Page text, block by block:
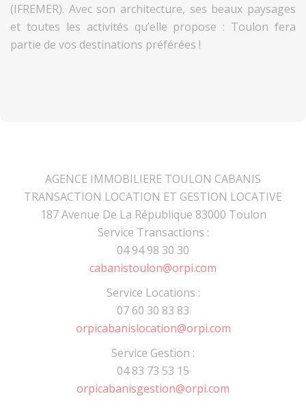
(IFREMER). Avec son architecture, ses beaux paysages
et toutes les activités qu’elle propose : Toulon fera
partie de vos destinations préférées !
AGENCE IMMOBILIERE TOULON CABANIS
TRANSACTION LOCATION ET GESTION LOCATIVE
187 Avenue De La République 83000 Toulon
Service Transactions :
04 94 98 30 30
cabanistoulon@orpi.com
Service Locations :
07 60 30 83 83
orpicabanislocation@orpi.com
Service Gestion :
04 83 73 53 15
orpicabanisgestion@orpi.com